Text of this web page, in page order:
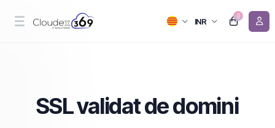
INR
0
SSL validat de domini